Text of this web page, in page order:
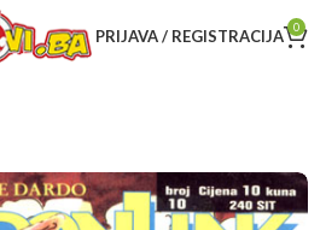
PRIJAVA / REGISTRACIJA 0